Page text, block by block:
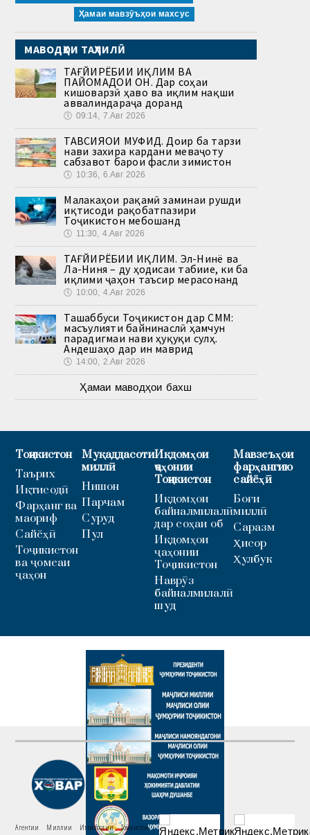
Ҳамаи мавзӯъҳои махсус
МАВОДҲОИ ТАҲЛИЛӢ
ТАҒЙИРЁБИИ ИҚЛИМ ВА
ПАЙОМАДҲОИ ОН. Дар соҳаи
кишоварзӣ ҳаво ва иқлим нақши
аввалиндараҷа доранд
🕔 09:14, 7.Авг 2026
ТАВСИЯҲОИ МУФИД. Доир ба тарзи
нави захира кардани меваҷоту
сабзавот барои фасли зимистон
🕔 10:36, 6.Авг 2026
Малакаҳои рақамӣ заминаи рушди
иқтисоди рақобатпазири
Тоҷикистон мебошанд
🕔 11:30, 4.Авг 2026
ТАҒЙИРЁБИИ ИҚЛИМ. Эл-Нинё ва
Ла-Ниня – ду ҳодисаи табиие, ки ба
иқлими ҷаҳон таъсир мерасонанд
🕔 10:00, 4.Авг 2026
Ташаббуси Тоҷикистон дар СММ:
масъулияти байнинаслӣ ҳамчун
парадигмаи нави ҳуқуқи сулҳ.
Андешаҳо дар ин маврид
🕔 14:00, 2.Авг 2026
Ҳамаи маводҳои бахш
Тоҷикистон
Таърих
Иқтисодӣ
Фарҳанг ва
маориф
Сайёҳӣ
Тоҷикистон
ва ҷомеаи
ҷаҳон
Муқаддасоти
миллӣ
Нишон
Парчам
Суруд
Пул
Иқдомҳои
ҷаҳонии
Тоҷикистон
Иқдомҳои
байналмилалӣ
дар соҳаи об
Иқдомҳои
ҷаҳонии
Тоҷикистон
Наврӯз
байналмилалӣ
шуд
Мавзеъҳои
фарҳангию
сайёҳӣ
Боғи
миллӣ
Саразм
Ҳисор
Ҳулбук
Агентии Миллии Иттилоотии Тоҷикистон